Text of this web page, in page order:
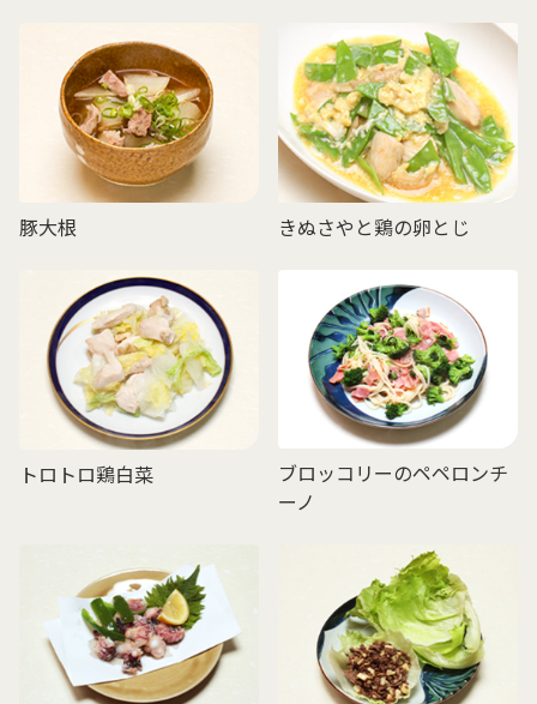
豚大根 きぬさやと鶏の卵とじ
トロトロ鶏白菜
ブロッコリーのペペロンチ
ーノ